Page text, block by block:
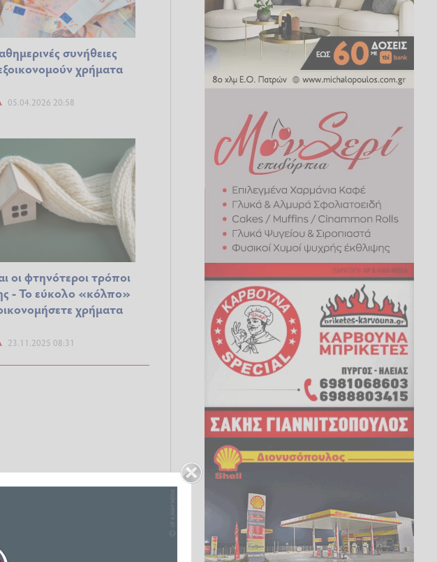
συνήθειες
χρήματα
05.04.2026 20:58
οι φτηνότεροι τρόποι
- Το εύκολο «κόλπο»
χρήματα
23.11.2025 08:31